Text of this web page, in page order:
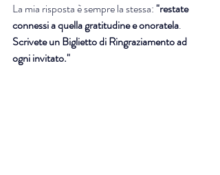
La mia risposta è sempre la stessa: "restate
connessi a quella gratitudine e onoratela.
Scrivete un Biglietto di Ringraziamento ad
ogni invitato."